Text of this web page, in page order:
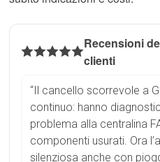
Recensioni
clienti
“Il cancello scorrevole a
continuo: hanno
problema alla centralina
componenti usurati. Ora
silenziosa anche con